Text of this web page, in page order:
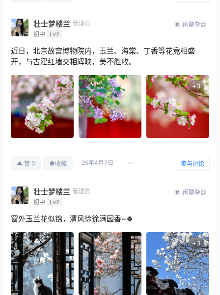
壮士梦楼兰 管理员
初中
Lv2
闲聊杂谈
近日，北京故宫博物院内，玉兰、海棠、丁香等花竞相盛
开，与古建红墙交相辉映，美不胜收。
+3
赞 0 收藏 25年4月7日 参与讨论
壮士梦楼兰 管理员
初中
Lv2
闲聊杂谈
窗外玉兰花似锦，清风徐徐满园香~🍀 ​
+3